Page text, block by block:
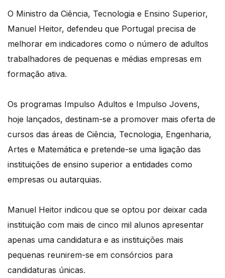
O Ministro da Ciência, Tecnologia e Ensino Superior,
Manuel Heitor, defendeu que Portugal precisa de
melhorar em indicadores como o número de adultos
trabalhadores de pequenas e médias empresas em
formação ativa.
Os programas Impulso Adultos e Impulso Jovens,
hoje lançados, destinam-se a promover mais oferta de
cursos das áreas de Ciência, Tecnologia, Engenharia,
Artes e Matemática e pretende-se uma ligação das
instituições de ensino superior a entidades como
empresas ou autarquias.
Manuel Heitor indicou que se optou por deixar cada
instituição com mais de cinco mil alunos apresentar
apenas uma candidatura e as instituições mais
pequenas reunirem-se em consórcios para
candidaturas únicas.